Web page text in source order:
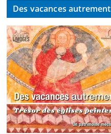
Des vacances autrement